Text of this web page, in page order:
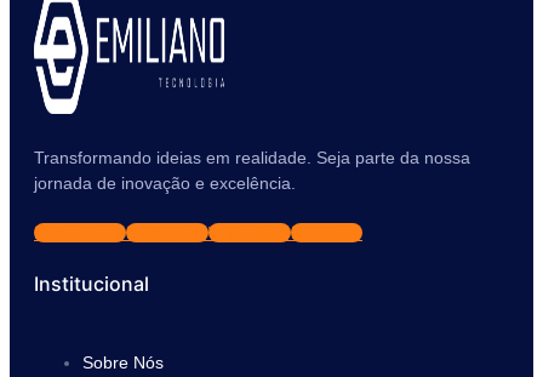
Transformando ideias em realidade. Seja parte da nossa
jornada de inovação e excelência.
Facebook-f Instagram Whatsapp Envelope
Institucional
Sobre Nós